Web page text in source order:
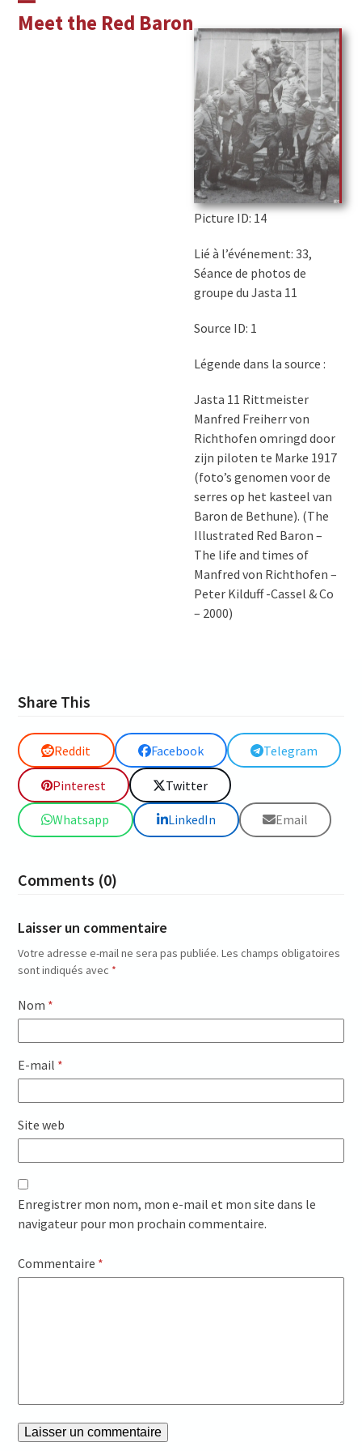
Meet the Red Baron
Open
Close
Picture ID: 14
Lié à l’événement: 33,
Séance de photos de
groupe du Jasta 11
Source ID: 1
Légende dans la source :
Jasta 11 Rittmeister
Manfred Freiherr von
Richthofen omringd door
zijn piloten te Marke 1917
(foto’s genomen voor de
serres op het kasteel van
Baron de Bethune). (The
Illustrated Red Baron –
The life and times of
Manfred von Richthofen –
Peter Kilduff -Cassel & Co
– 2000)
Share This
Reddit Facebook Telegram
Pinterest Twitter
Whatsapp LinkedIn Email
Comments (0)
Laisser un commentaire
Votre adresse e-mail ne sera pas publiée. Les champs obligatoires
sont indiqués avec *
Nom *
E-mail *
Site web
Enregistrer mon nom, mon e-mail et mon site dans le
navigateur pour mon prochain commentaire.
Commentaire *